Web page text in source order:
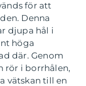
för att
Denna
djupa hål i
höga
där. Genom
rör i borrhålen,
vätskan till en